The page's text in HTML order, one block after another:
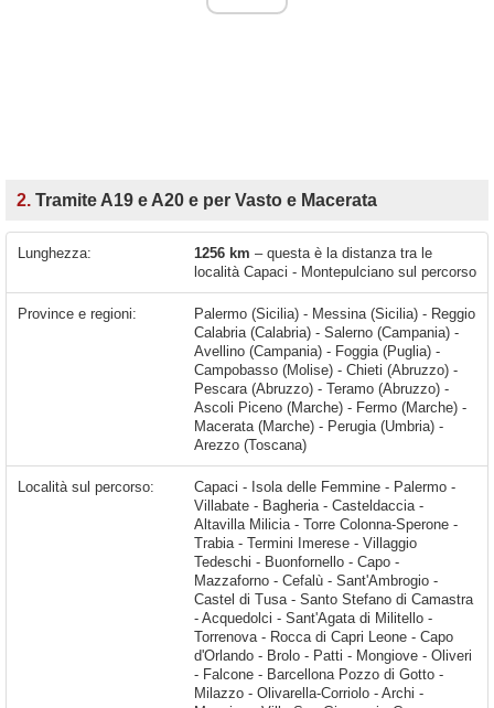
2. Tramite A19 e A20 e per Vasto e Macerata
Lunghezza: 1256 km – questa è la distanza tra le
località Capaci - Montepulciano sul percorso
Province e regioni:
Palermo (Sicilia) - Messina (Sicilia) - Reggio
Calabria (Calabria) - Salerno (Campania) -
Avellino (Campania) - Foggia (Puglia) -
Campobasso (Molise) - Chieti (Abruzzo) -
Pescara (Abruzzo) - Teramo (Abruzzo) -
Ascoli Piceno (Marche) - Fermo (Marche) -
Macerata (Marche) - Perugia (Umbria) -
Arezzo (Toscana)
Località sul percorso: Capaci - Isola delle Femmine - Palermo - Villabate - Bagheria - Casteldaccia - Altavilla Milicia - Torre Colonna-Sperone - Trabia - Termini Imerese - Villaggio Tedeschi - Buonfornello - Capo - Mazzaforno - Cefalù - Sant'Ambrogio - Castel di Tusa - Santo Stefano di Camastra - Acquedolci - Sant'Agata di Militello - Torrenova - Rocca di Capri Leone - Capo d'Orlando - Brolo - Patti - Mongiove - Oliveri - Falcone - Barcellona Pozzo di Gotto - Milazzo - Olivarella-Corriolo - Archi - Messina - Villa San Giovanni - Campo Calabro - Buonabitacolo - Montesano Scalo